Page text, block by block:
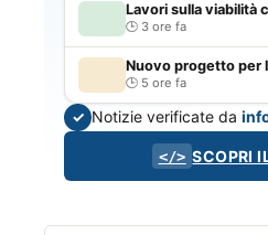
Lavori sulla viabilità
3 ore fa
Nuovo progetto per
5 ore fa
✓ Notizie verificate da
</> SCOPRI